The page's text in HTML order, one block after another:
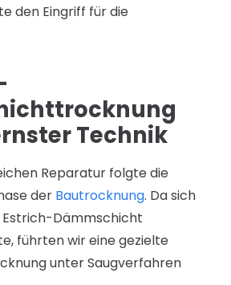
den Eingriff für die
Technik
Reparatur folgte die
der Bautrocknung. Da sich
Estrich-Dämmschicht
führten wir eine gezielte
unter Saugverfahren